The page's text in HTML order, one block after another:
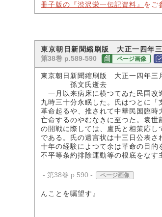
冊子版の『渋沢栄一伝記資料』 をご
東京朝日新聞縮刷版 大正一四年
第38巻 p.589-590
ページ画像
東京朝日新聞縮刷版 大正一四年三
孫文氏逝去
一月以来病床に横つてゐた民国改
九時三十分永眠した。氏はつとに
革命起るや、推されて中華民国臨
亡命するのやむなきに至つた。袁
の開戦に際しては、盧氏と相策応
である。氏の遺言状は十三日公表
十年の経験によつて余は革命の目
不平等条約排除運動等の根底をな
- 第38巻 p.590 - ページ画像
んことを嘱望す』